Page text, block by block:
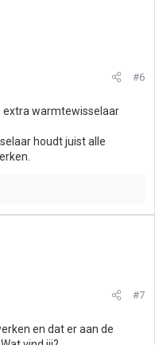
#6
extra warmtewisselaar
houdt juist alle
#7
en dat er aan de